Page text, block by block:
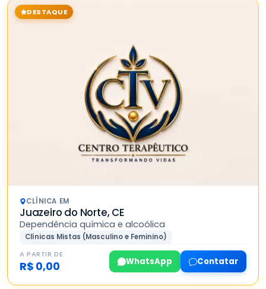
DESTAQUE
CLÍNICA EM
Juazeiro do Norte, CE
Dependência química e alcoólica
Clínicas Mistas (Masculino e Feminino)
A PARTIR DE
R$ 0,00 WhatsApp Contatar